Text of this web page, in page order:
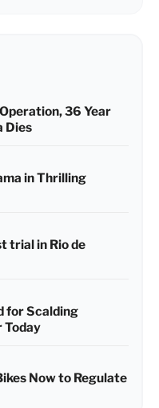
36 Year
Dies
in Thrilling
trial in Rio de
for Scalding
Today
Now to Regulate